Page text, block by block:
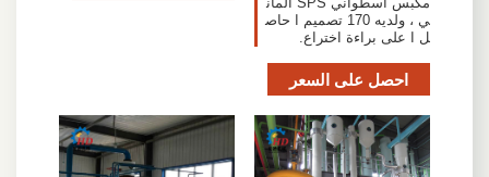
ي ، ولديه 170 تصميم ا حاص
ل ا على براءة اختراع.
احصل على السعر